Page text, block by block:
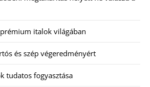
italok világában
és szép végeredményért
tudatos fogyasztása